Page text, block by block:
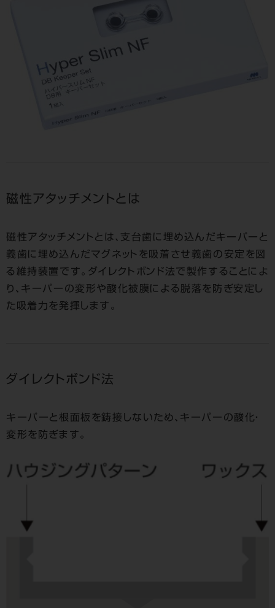
磁性アタッチメントとは
磁性アタッチメントとは、支台歯に埋め込んだキーパーと
義歯に埋め込んだマグネットを吸着させ義歯の安定を図
る維持装置です。ダイレクトボンド法で製作することによ
り、キーパーの変形や酸化被膜による脱落を防ぎ安定し
た吸着力を発揮します。
ダイレクトボンド法
キーパーと根面板を鋳接しないため、キーパーの酸化・
変形を防ぎます。